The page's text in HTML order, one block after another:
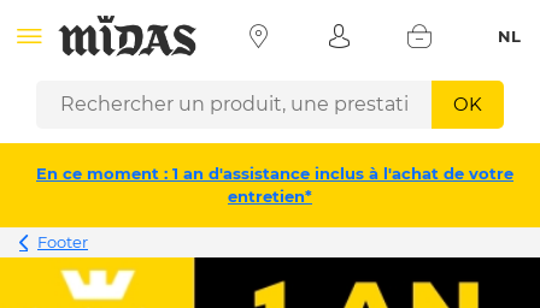
NL
OK
En ce moment : 1 an d'assistance inclus à l'achat de votre
entretien*
Footer